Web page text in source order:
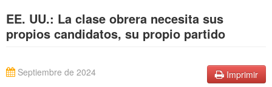
BÚSQUEDA
CONTACTARNOS
EE. UU.: La clase obrera necesita sus
propios candidatos, su propio partido
Imprimir
Septiembre de 2024